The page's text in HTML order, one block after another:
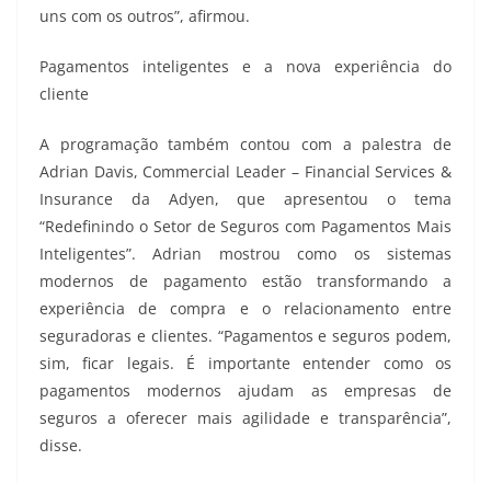
uns com os outros”, afirmou.
Pagamentos inteligentes e a nova experiência do
cliente
A programação também contou com a palestra de
Adrian Davis, Commercial Leader – Financial Services &
Insurance da Adyen, que apresentou o tema
“Redefinindo o Setor de Seguros com Pagamentos Mais
Inteligentes”. Adrian mostrou como os sistemas
modernos de pagamento estão transformando a
experiência de compra e o relacionamento entre
seguradoras e clientes. “Pagamentos e seguros podem,
sim, ficar legais. É importante entender como os
pagamentos modernos ajudam as empresas de
seguros a oferecer mais agilidade e transparência”,
disse.